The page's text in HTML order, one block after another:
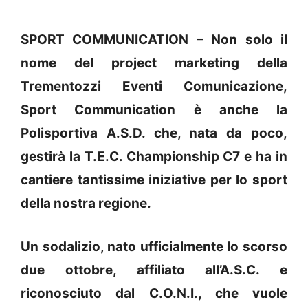
SPORT COMMUNICATION – Non solo il
nome del project marketing della
Trementozzi Eventi Comunicazione,
Sport Communication è anche la
Polisportiva A.S.D. che, nata da poco,
gestirà la T.E.C. Championship C7 e ha in
cantiere tantissime iniziative per lo sport
della nostra regione.
Un sodalizio, nato ufficialmente lo scorso
due ottobre, affiliato all’A.S.C. e
riconosciuto dal C.O.N.I., che vuole